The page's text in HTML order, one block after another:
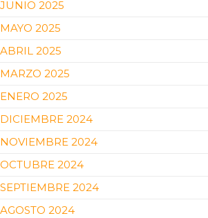
JUNIO 2025
MAYO 2025
ABRIL 2025
MARZO 2025
ENERO 2025
DICIEMBRE 2024
NOVIEMBRE 2024
OCTUBRE 2024
SEPTIEMBRE 2024
AGOSTO 2024